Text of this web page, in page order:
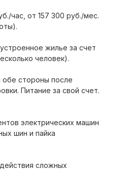
час, от 157 300 руб./мес.
жилье за счет
человек).
стороны после
Питание за свой счет.
электрических машин
шин и пайка
сложных